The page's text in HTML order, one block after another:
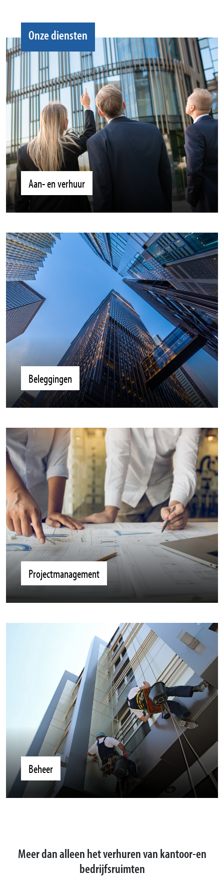
Onze diensten
Aan- en verhuur
Beleggingen
Projectmanagement
Beheer
Meer dan alleen het verhuren van kantoor-en
bedrijfsruimten